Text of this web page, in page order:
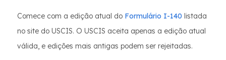
Comece com a edição atual do Formulário I-140 listada
no site do USCIS. O USCIS aceita apenas a edição atual
válida, e edições mais antigas podem ser rejeitadas.